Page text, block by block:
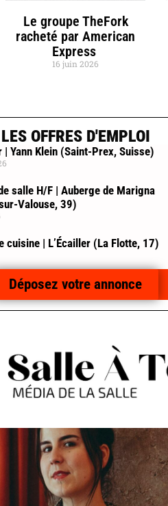
Le groupe TheFork
racheté par American
Express
16 juin 2026
LES OFFRES D'EMPLOI
| Yann Klein (Saint-Prex, Suisse)
salle H/F | Auberge de Marigna
Valouse, 39)
cuisine | L’Écailler (La Flotte, 17)
Déposez votre annonce